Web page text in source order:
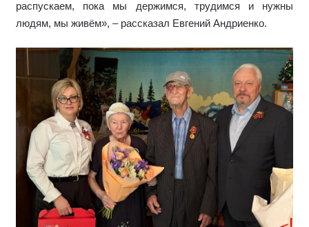
распускаем, пока мы держимся, трудимся и нужны
людям, мы живём», – рассказал Евгений Андриенко.